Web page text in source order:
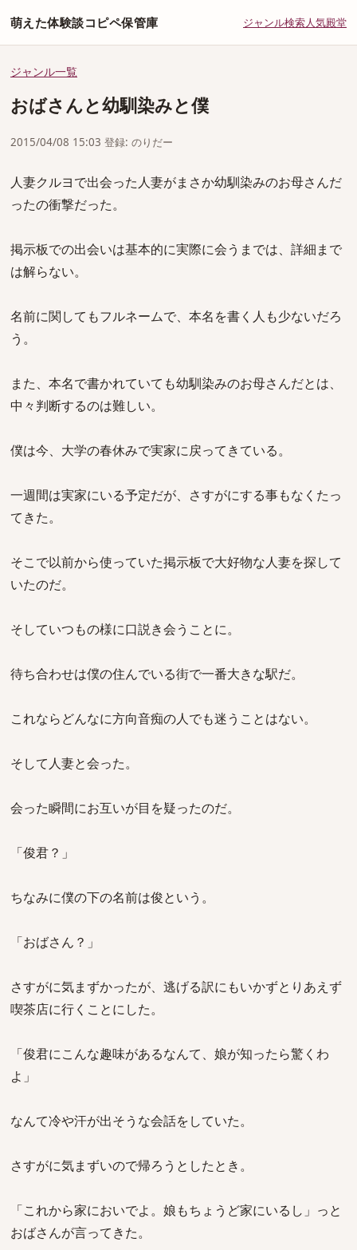
萌えた体験談コピペ保管庫 ジャンル検索人気殿堂
ジャンル一覧
おばさんと幼馴染みと僕
2015/04/08 15:03 登録: のりだー
人妻クルヨで出会った人妻がまさか幼馴染みのお母さんだ
ったの衝撃だった。
掲示板での出会いは基本的に実際に会うまでは、詳細まで
は解らない。
名前に関してもフルネームで、本名を書く人も少ないだろ
う。
また、本名で書かれていても幼馴染みのお母さんだとは、
中々判断するのは難しい。
僕は今、大学の春休みで実家に戻ってきている。
一週間は実家にいる予定だが、さすがにする事もなくたっ
てきた。
そこで以前から使っていた掲示板で大好物な人妻を探して
いたのだ。
そしていつもの様に口説き会うことに。
待ち合わせは僕の住んでいる街で一番大きな駅だ。
これならどんなに方向音痴の人でも迷うことはない。
そして人妻と会った。
会った瞬間にお互いが目を疑ったのだ。
「俊君？」
ちなみに僕の下の名前は俊という。
「おばさん？」
さすがに気まずかったが、逃げる訳にもいかずとりあえず
喫茶店に行くことにした。
「俊君にこんな趣味があるなんて、娘が知ったら驚くわ
よ」
なんて冷や汗が出そうな会話をしていた。
さすがに気まずいので帰ろうとしたとき。
「これから家においでよ。娘もちょうど家にいるし」っと
おばさんが言ってきた。